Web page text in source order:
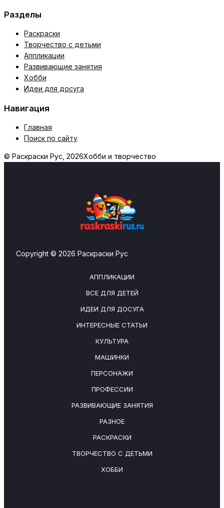
Разделы
Раскраски
Творчество с детьми
Аппликации
Развивающие занятия
Хобби
Идеи для досуга
Навигация
Главная
Поиск по сайту
© Раскраски Рус, 2026Хобби и творчество
Copyright © 2026 Раскраски Рус
АППЛИКАЦИИ
ВСЕ ДЛЯ ДЕТЕЙ
ИДЕИ ДЛЯ ДОСУГА
ИНТЕРЕСНЫЕ СТАТЬИ
КУЛЬТУРА
МАШИНКИ
ПЕРСОНАЖИ
ПРОФЕССИИ
РАЗВИВАЮЩИЕ ЗАНЯТИЯ
РАЗНОЕ
РАСКРАСКИ
ТВОРЧЕСТВО С ДЕТЬМИ
ХОББИ